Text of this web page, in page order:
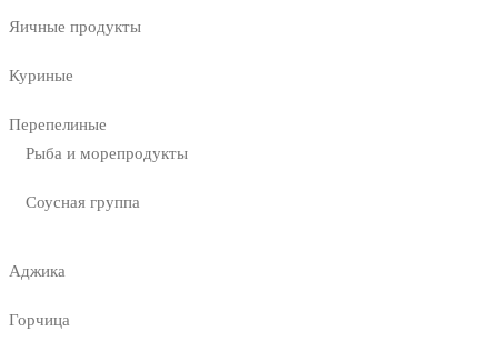
Яичные продукты
Куриные
Перепелиные
Рыба и морепродукты
Соусная группа
Аджика
Горчица